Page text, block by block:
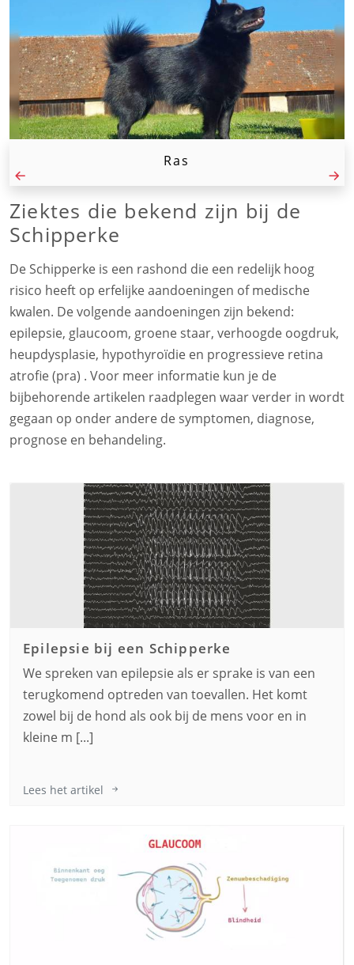
Ras
Ziektes die bekend zijn bij de
Schipperke
De Schipperke is een rashond die een redelijk hoog
risico heeft op erfelijke aandoeningen of medische
kwalen. De volgende aandoeningen zijn bekend:
epilepsie, glaucoom, groene staar, verhoogde oogdruk,
heupdysplasie, hypothyroïdie en progressieve retina
atrofie (pra) . Voor meer informatie kun je de
bijbehorende artikelen raadplegen waar verder in wordt
gegaan op onder andere de symptomen, diagnose,
prognose en behandeling.
Epilepsie bij een Schipperke
We spreken van epilepsie als er sprake is van een
terugkomend optreden van toevallen. Het komt
zowel bij de hond als ook bij de mens voor en in
kleine m [...]
Lees het artikel